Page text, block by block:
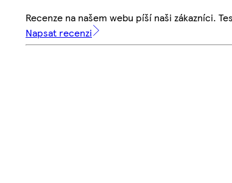
Recenze na našem webu píší naši zákazníci.
Napsat recenzi